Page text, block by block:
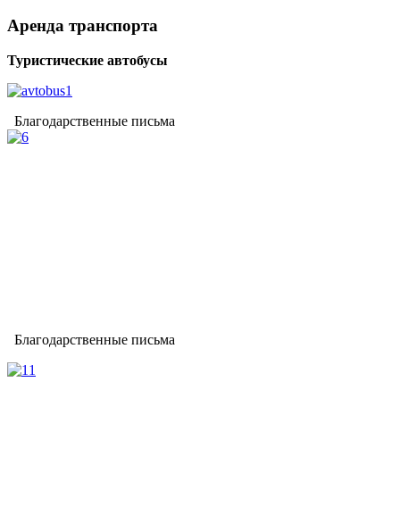
Аренда транспорта
Туристические автобусы
Благодарственные письма
Благодарственные письма